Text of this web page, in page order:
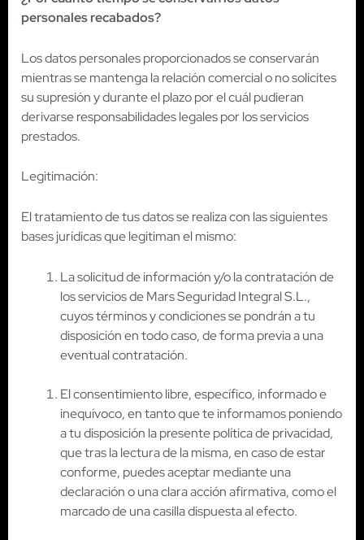
personales recabados?
Los datos personales proporcionados se conservarán
mientras se mantenga la relación comercial o no solicites
su supresión y durante el plazo por el cuál pudieran
derivarse responsabilidades legales por los servicios
prestados.
Legitimación:
El tratamiento de tus datos se realiza con las siguientes
bases jurídicas que legitiman el mismo:
La solicitud de información y/o la contratación de
los servicios de Mars Seguridad Integral S.L.,
cuyos términos y condiciones se pondrán a tu
disposición en todo caso, de forma previa a una
eventual contratación.
El consentimiento libre, específico, informado e
inequívoco, en tanto que te informamos poniendo
a tu disposición la presente política de privacidad,
que tras la lectura de la misma, en caso de estar
conforme, puedes aceptar mediante una
declaración o una clara acción afirmativa, como el
marcado de una casilla dispuesta al efecto.